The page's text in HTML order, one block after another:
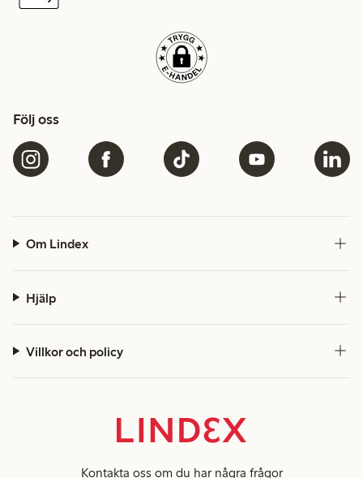
Följ oss
Om Lindex
Hjälp
Villkor och policy
Kontakta oss om du har några frågor